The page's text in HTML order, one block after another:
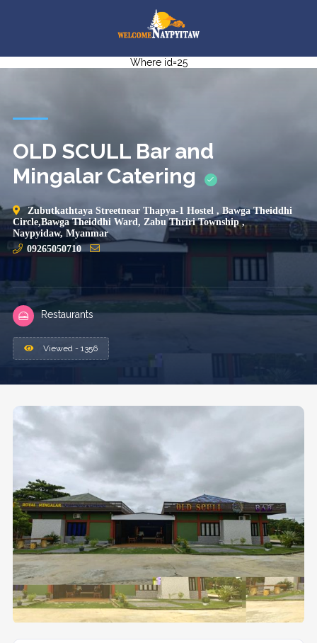
Where id=25
OLD SCULL Bar and
Mingalar Catering
Zubutkathtaya Streetnear Thapya-1 Hostel , Bawga Theiddhi
Circle,Bawga Theiddhi Ward, Zabu Thriri Township ,
Naypyidaw, Myanmar
09265050710
Restaurants
Viewed - 1356